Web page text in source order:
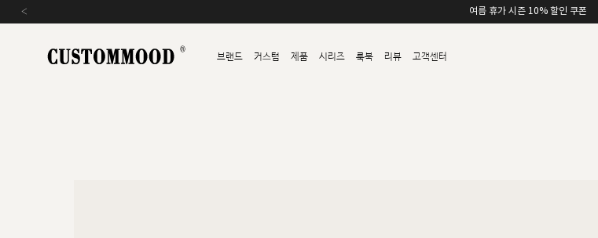
여름 휴가 시즌 10% 할인 쿠폰
‹
브랜드 커스텀 제품 시리즈 룩북 리뷰 고객센터